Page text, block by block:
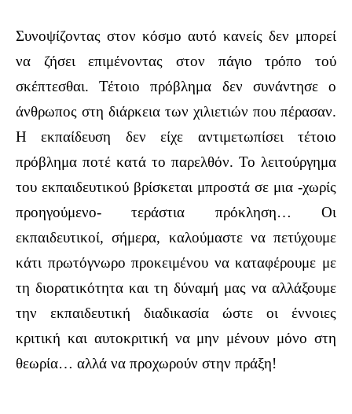
Συνοψίζοντας στον κόσμο αυτό κανείς δεν μπορεί
να ζήσει επιμένοντας στον πάγιο τρόπο τού
σκέπτεσθαι. Τέτοιο πρόβλημα δεν συνάντησε ο
άνθρωπος στη διάρκεια των χιλιετιών που πέρασαν.
Η εκπαίδευση δεν είχε αντιμετωπίσει τέτοιο
πρόβλημα ποτέ κατά το παρελθόν. Το λειτούργημα
του εκπαιδευτικού βρίσκεται μπροστά σε μια -χωρίς
προηγούμενο- τεράστια πρόκληση… Οι
εκπαιδευτικοί, σήμερα, καλούμαστε να πετύχουμε
κάτι πρωτόγνωρο προκειμένου να καταφέρουμε με
τη διορατικότητα και τη δύναμή μας να αλλάξουμε
την εκπαιδευτική διαδικασία ώστε οι έννοιες
κριτική και αυτοκριτική να μην μένουν μόνο στη
θεωρία… αλλά να προχωρούν στην πράξη!